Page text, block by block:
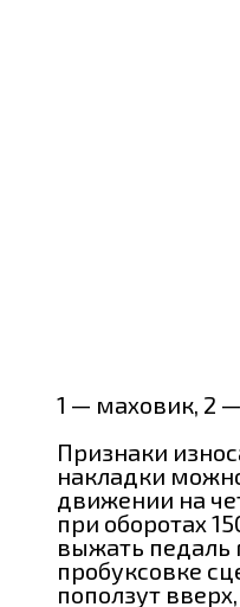
1 — маховик, 2
Признаки
накладки
движении на
при оборотах
выжать педаль
пробуксовке
поползут